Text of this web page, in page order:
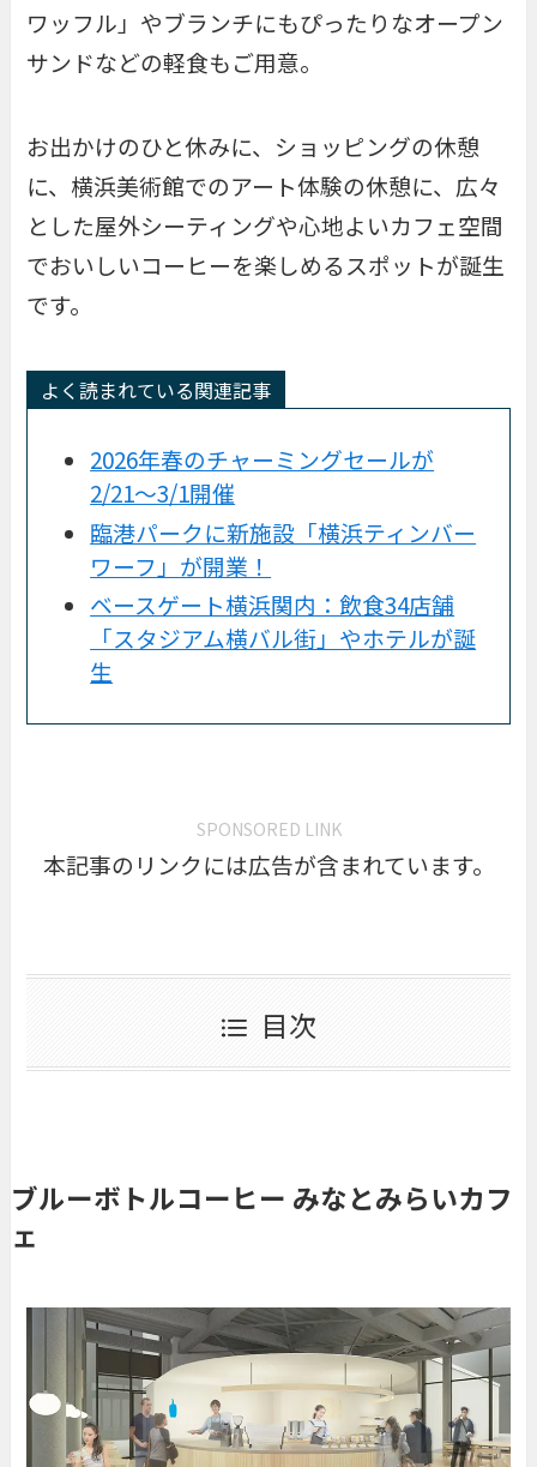
ワッフル」やブランチにもぴったりなオープン
サンドなどの軽食もご用意。
お出かけのひと休みに、ショッピングの休憩
に、横浜美術館でのアート体験の休憩に、広々
とした屋外シーティングや心地よいカフェ空間
でおいしいコーヒーを楽しめるスポットが誕生
です。
よく読まれている関連記事
2026年春のチャーミングセールが
2/21〜3/1開催
臨港パークに新施設「横浜ティンバー
ワーフ」が開業！
ベースゲート横浜関内：飲食34店舗
「スタジアム横バル街」やホテルが誕
生
SPONSORED LINK
本記事のリンクには広告が含まれています。
目次
ブルーボトルコーヒー みなとみらいカフ
ェ